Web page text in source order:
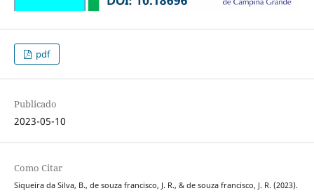
pdf
Publicado
2023-05-10
Como Citar
Siqueira da Silva, B., de souza francisco, J. R., & de souza francisco, J. R. (2023).